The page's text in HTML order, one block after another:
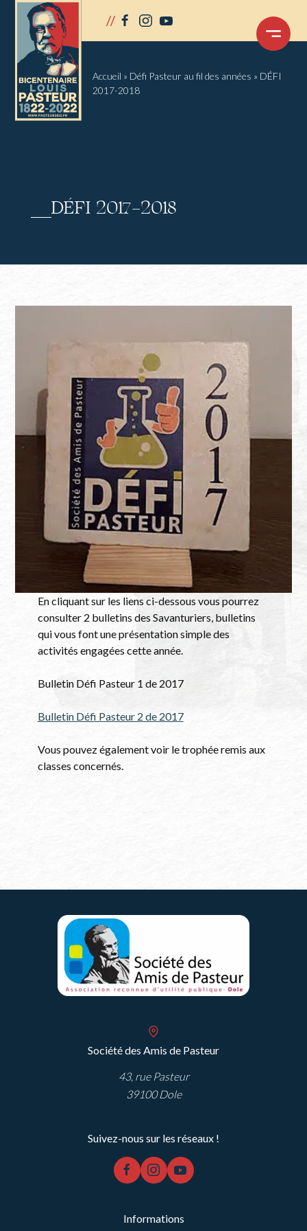
// facebook
instagram
youtube
OUVRIR
MENU
Accueil » Défi Pasteur au fil des années » DÉFI
2017-2018
DÉFI 2017-2018
En cliquant sur les liens ci-dessous vous pourrez
consulter 2 bulletins des Savanturiers, bulletins
qui vous font une présentation simple des
activités engagées cette année.
Bulletin Défi Pasteur 1 de 2017
Bulletin Défi Pasteur 2 de 2017
Vous pouvez également voir le trophée remis aux
classes concernés.
Société des Amis de Pasteur
43, rue Pasteur
39100 Dole
Suivez-nous sur les réseaux !
facebook
instagramyoutube
Informations
Panneau de gestion des cookies